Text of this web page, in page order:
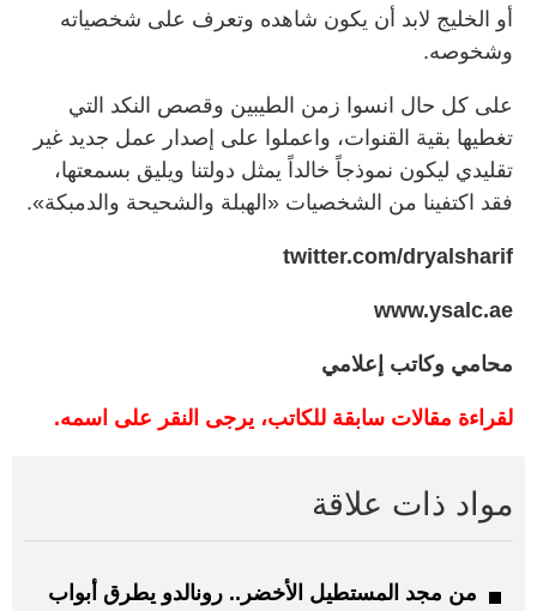
أو الخليج لابد أن يكون شاهده وتعرف على شخصياته
وشخوصه.
على كل حال انسوا زمن الطيبين وقصص النكد التي
تغطيها بقية القنوات، واعملوا على إصدار عمل جديد غير
تقليدي ليكون نموذجاً خالداً يمثل دولتنا ويليق بسمعتها،
فقد اكتفينا من الشخصيات «الهبلة والشحيحة والدمبكة».
twitter.com/dryalsharif
www.ysalc.ae
محامي وكاتب إعلامي
لقراءة مقالات سابقة للكاتب، يرجى النقر على اسمه.
مواد ذات علاقة
من مجد المستطيل الأخضر.. رونالدو يطرق أبواب